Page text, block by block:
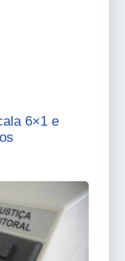
6×1 e